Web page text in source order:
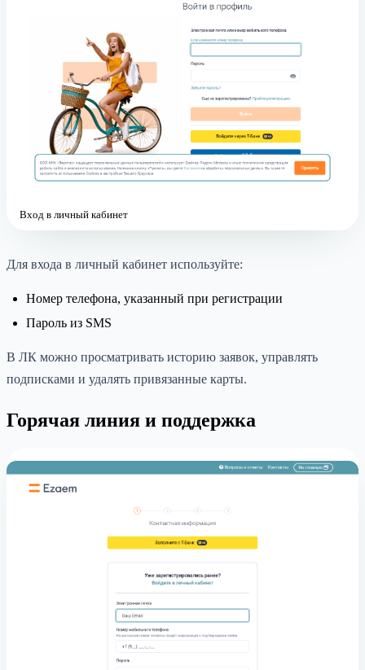
Вход в личный кабинет
Для входа в личный кабинет используйте:
Номер телефона, указанный при регистрации
Пароль из SMS
В ЛК можно просматривать историю заявок, управлять
подписками и удалять привязанные карты.
Горячая линия и поддержка